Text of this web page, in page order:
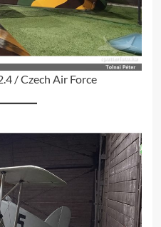
/ Czech Air Force